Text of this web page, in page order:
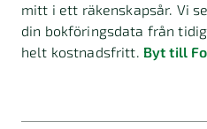
mitt i ett räkenskapsår. Vi
din bokföringsdata från
helt kostnadsfritt. Byt till